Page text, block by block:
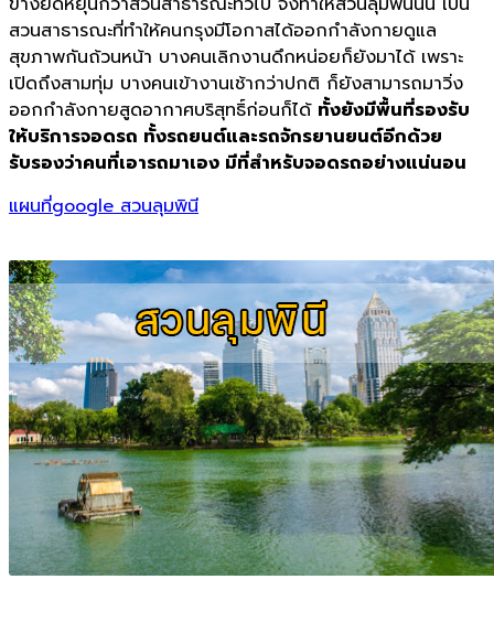
สวนสาธารณะที่ทำให้คนกรุงมีโอกาสได้ออกกำลังกายดูแล
สุขภาพกันถ้วนหน้า บางคนเลิกงานดึกหน่อยก็ยังมาได้ เพราะ
เปิดถึงสามทุ่ม บางคนเข้างานเช้ากว่าปกติ ก็ยังสามารถมาวิ่ง
ออกกำลังกายสูดอากาศบริสุทธิ์ก่อนก็ได้ ทั้งยังมีพื้นที่รองรับ
ให้บริการจอดรถ ทั้งรถยนต์และรถจักรยานยนต์อีกด้วย
รับรองว่าคนที่เอารถมาเอง มีที่สำหรับจอดรถอย่างแน่นอน
แผนที่google สวนลุมพินี